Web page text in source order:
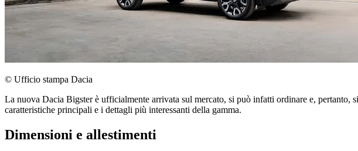
© Ufficio stampa Dacia
La nuova Dacia Bigster è ufficialmente arrivata sul mercato, si può infatti ordinare e,
caratteristiche principali e i dettagli più interessanti della gamma.
Dimensioni e allestimenti